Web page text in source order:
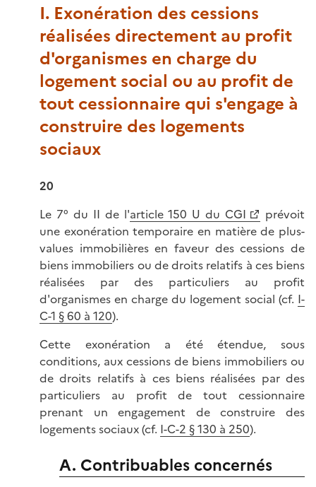
I. Exonération des cessions
réalisées directement au profit
d'organismes en charge du
logement social ou au profit de
tout cessionnaire qui s'engage à
construire des logements
sociaux
20
Le 7° du II de l'article 150 U du CGI
prévoit
une exonération temporaire en matière de plus-
values immobilières en faveur des cessions de
biens immobiliers ou de droits relatifs à ces biens
réalisées par des particuliers au profit
d'organismes en charge du logement social (cf. I-
C-1 § 60 à 120).
Cette exonération a été étendue, sous
conditions, aux cessions de biens immobiliers ou
de droits relatifs à ces biens réalisées par des
particuliers au profit de tout cessionnaire
prenant un engagement de construire des
logements sociaux (cf. I-C-2 § 130 à 250).
A. Contribuables concernés